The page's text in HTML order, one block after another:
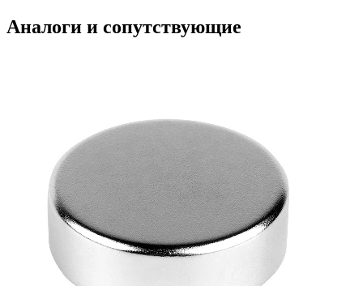
Аналоги и сопутствующие